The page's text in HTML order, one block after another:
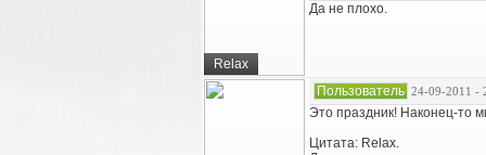
Relax
Да не плохо.
Пользователь 24-09-2011 -
Это праздник! Наконец-то
Цитата: Relax.